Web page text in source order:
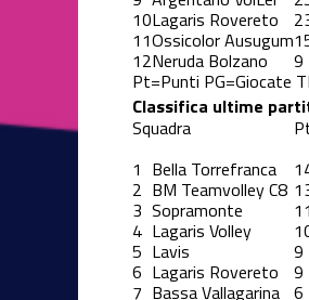
10Lagaris Rovereto
11Ossicolor Ausugum
12Neruda Bolzano 9
Pt=Punti PG=Giocate
Classifica ultime
Squadra
1 Bella Torrefranca
2 BM Teamvolley C8
3 Sopramonte 11
4 Lagaris Volley
5 Lavis 9
6 Lagaris Rovereto 9
7 Bassa Vallagarina 6